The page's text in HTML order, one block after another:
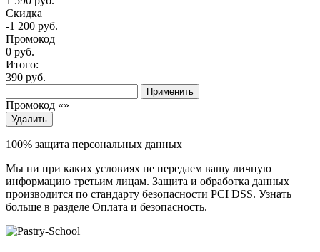
Скидка
-1 200 руб.
Промокод
0 руб.
Итого:
390 руб.
Применить
Промокод «»
Удалить
100% защита персональных данных
Мы ни при каких условиях не передаем вашу личную
информацию третьим лицам. Защита и обработка данных
производится по стандарту безопасности PCI DSS. Узнать
больше в разделе Оплата и безопасность.